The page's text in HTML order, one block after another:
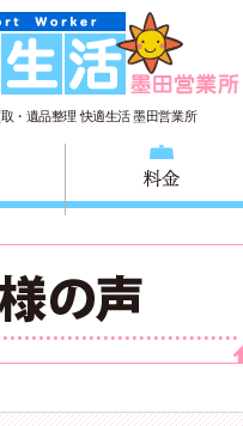
・遺品整理 快適生活 墨田営業所